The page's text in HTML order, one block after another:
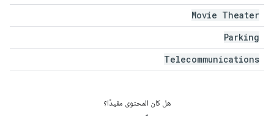
Movie Theater
Parking
Telecommunications
هل كان المحتوى مفيدًا؟